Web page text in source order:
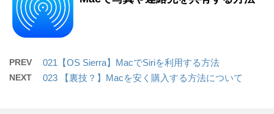
PREV 021【OS Sierra】MacでSiriを利用する方法
NEXT 023 【裏技？】Macを安く購入する方法について